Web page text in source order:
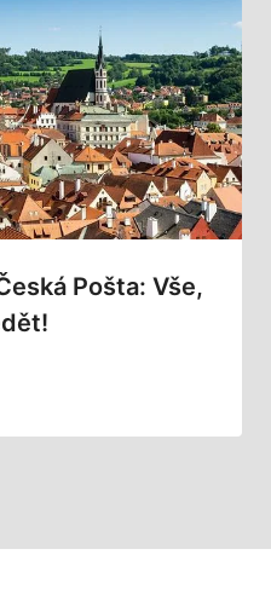
Pošta: Vše,